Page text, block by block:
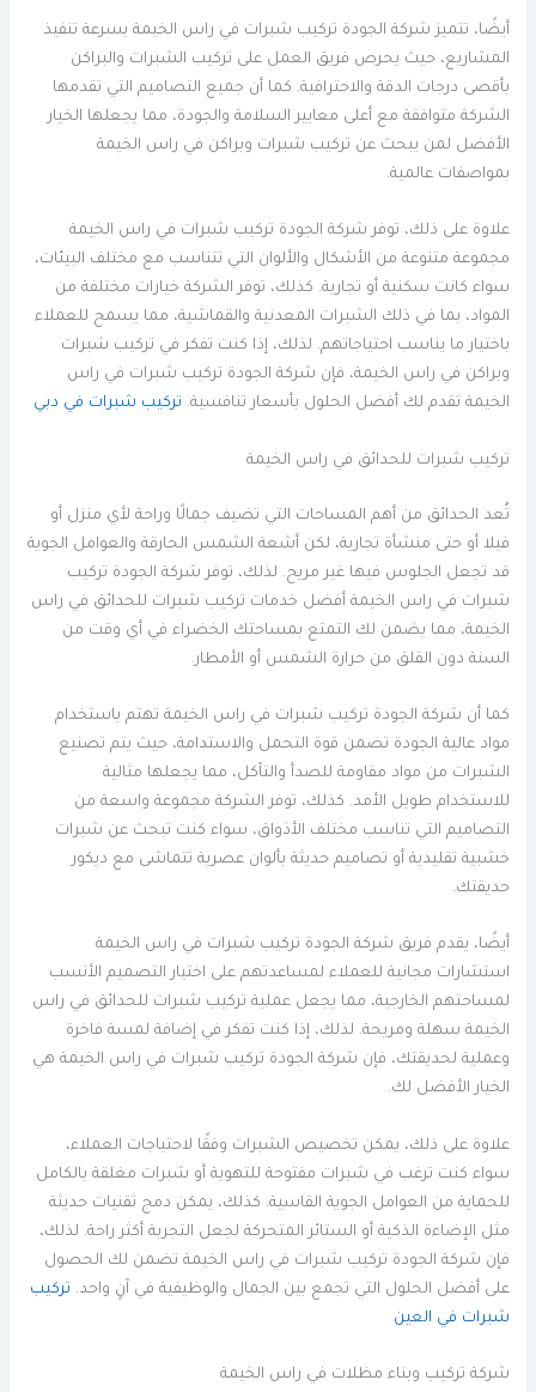
أيضًا، تتميز شركة الجودة تركيب شبرات في راس الخيمة بسرعة تنفيذ
المشاريع، حيث يحرص فريق العمل على تركيب الشبرات والبراكن
بأقصى درجات الدقة والاحترافية. كما أن جميع التصاميم التي تقدمها
الشركة متوافقة مع أعلى معايير السلامة والجودة، مما يجعلها الخيار
الأفضل لمن يبحث عن تركيب شبرات وبراكن في راس الخيمة
بمواصفات عالمية.
علاوة على ذلك، توفر شركة الجودة تركيب شبرات في راس الخيمة
مجموعة متنوعة من الأشكال والألوان التي تتناسب مع مختلف البيئات،
سواء كانت سكنية أو تجارية. كذلك، توفر الشركة خيارات مختلفة من
المواد، بما في ذلك الشبرات المعدنية والقماشية، مما يسمح للعملاء
باختيار ما يناسب احتياجاتهم. لذلك، إذا كنت تفكر في تركيب شبرات
وبراكن في راس الخيمة، فإن شركة الجودة تركيب شبرات في راس
الخيمة تقدم لك أفضل الحلول بأسعار تنافسية. تركيب شبرات في دبي
تركيب شبرات للحدائق في راس الخيمة
تُعد الحدائق من أهم المساحات التي تضيف جمالًا وراحة لأي منزل أو
فيلا أو حتى منشأة تجارية، لكن أشعة الشمس الحارقة والعوامل الجوية
قد تجعل الجلوس فيها غير مريح. لذلك، توفر شركة الجودة تركيب
شبرات في راس الخيمة أفضل خدمات تركيب شبرات للحدائق في راس
الخيمة، مما يضمن لك التمتع بمساحتك الخضراء في أي وقت من
السنة دون القلق من حرارة الشمس أو الأمطار.
كما أن شركة الجودة تركيب شبرات في راس الخيمة تهتم باستخدام
مواد عالية الجودة تضمن قوة التحمل والاستدامة، حيث يتم تصنيع
الشبرات من مواد مقاومة للصدأ والتآكل، مما يجعلها مثالية
للاستخدام طويل الأمد. كذلك، توفر الشركة مجموعة واسعة من
التصاميم التي تناسب مختلف الأذواق، سواء كنت تبحث عن شبرات
خشبية تقليدية أو تصاميم حديثة بألوان عصرية تتماشى مع ديكور
حديقتك.
أيضًا، يقدم فريق شركة الجودة تركيب شبرات في راس الخيمة
استشارات مجانية للعملاء لمساعدتهم على اختيار التصميم الأنسب
لمساحتهم الخارجية، مما يجعل عملية تركيب شبرات للحدائق في راس
الخيمة سهلة ومريحة. لذلك، إذا كنت تفكر في إضافة لمسة فاخرة
وعملية لحديقتك، فإن شركة الجودة تركيب شبرات في راس الخيمة هي
الخيار الأفضل لك.
علاوة على ذلك، يمكن تخصيص الشبرات وفقًا لاحتياجات العملاء،
سواء كنت ترغب في شبرات مفتوحة للتهوية أو شبرات مغلقة بالكامل
للحماية من العوامل الجوية القاسية. كذلك، يمكن دمج تقنيات حديثة
مثل الإضاءة الذكية أو الستائر المتحركة لجعل التجربة أكثر راحة. لذلك،
فإن شركة الجودة تركيب شبرات في راس الخيمة تضمن لك الحصول
على أفضل الحلول التي تجمع بين الجمال والوظيفية في آنٍ واحد. تركيب
شبرات في العين
شركة تركيب وبناء مظلات في راس الخيمة